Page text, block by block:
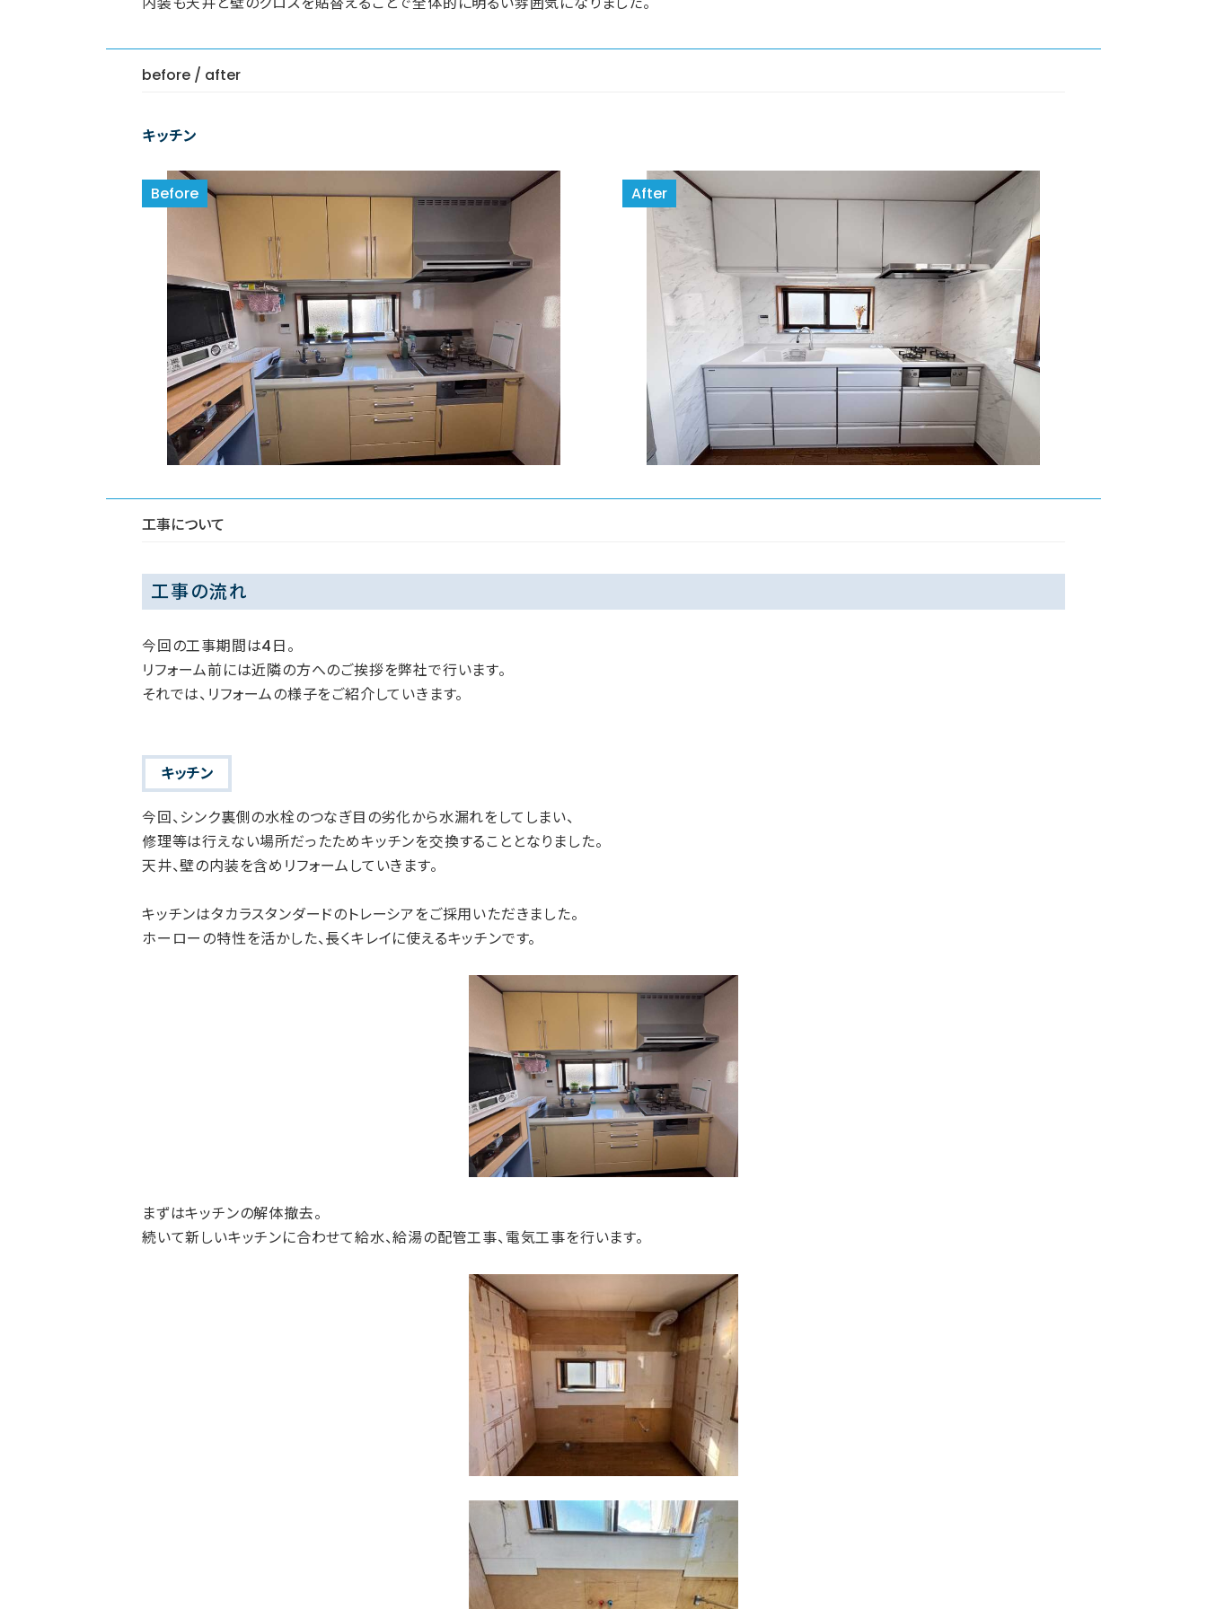
before / after
キッチン
工事について
工事の流れ
今回の工事期間は4日。
リフォーム前には近隣の方へのご挨拶を弊社で行います。
それでは、リフォームの様子をご紹介していきます。
キッチン
今回、シンク裏側の水栓のつなぎ目の劣化から水漏れをしてしまい、
修理等は行えない場所だったためキッチンを交換することとなりました。
天井、壁の内装を含めリフォームしていきます。
キッチンはタカラスタンダードのトレーシアをご採用いただきました。
ホーローの特性を活かした、長くキレイに使えるキッチンです。
まずはキッチンの解体撤去。
続いて新しいキッチンに合わせて給水、給湯の配管工事、電気工事を行います。